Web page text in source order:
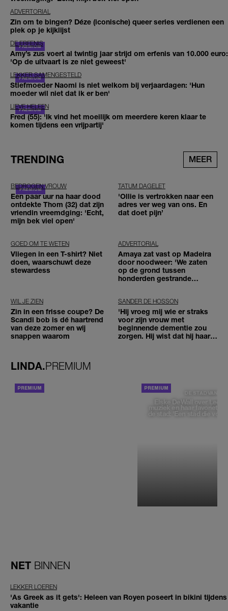
ADVERTORIAL
Zin om te bingen? Déze (iconische) queer series verdienen een
plek op je kijklijst
DE ERFENIS
Amy’s zus voert al twintig jaar strijd om erfenis van 10.000 euro:
'Op de uitvaart is ze niet geweest'
LEKKER SAMENGESTELD
Stiefmoeder Naomi is niet welkom bij verjaardagen: 'Hun
moeder wil niet dat ik er ben'
LIEVE HELEEN
Fred (55): 'Ik vind het moeilijk om meerdere keren klaar te
komen tijdens een vrijpartij'
TRENDING MEER
BEDROGEN VROUW
Een paar uur na haar dood
ontdekte Thom (32) dat zijn
vriendin vreemdging: 'Echt,
mijn bek viel open'
TATUM DAGELET
'Ollie is vertrokken naar een
adres ver weg van ons. En
dat doet pijn’
GOED OM TE WETEN
Vliegen in een T-shirt? Niet
doen, waarschuwt deze
stewardess
ADVERTORIAL
Amaya zat vast op Madeira
door noodweer: 'We zaten
op de grond tussen
honderden gestrande
WIL JE ZIEN
Zin in een frisse coupe? De
Scandi bob is dé haartrend
van deze zomer en wij
snappen waarom
SANDER DE HOSSON
'Hij vroeg mij wie er straks
voor zijn vrouw met
beginnende dementie zou
zorgen. Hij wist dat hij haar
LINDA.PREMIUM
DE STAD VAN
Elske DeWall over
muziek en haar favoriete
de stad: 'Een stad die
NET BINNEN
LEKKER LOEREN
'As Greek as it gets': Heleen van Royen poseert in bikini tijdens
vakantie